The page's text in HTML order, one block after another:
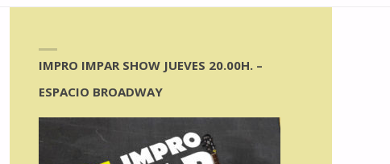
IMPRO IMPAR SHOW JUEVES 20.00H. –
ESPACIO BROADWAY